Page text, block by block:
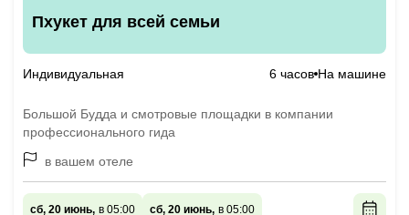
Пхукет для всей семьи
Индивидуальная 6 часов На машине
Большой Будда и смотровые площадки в компании
профессионального гида
в вашем отеле
сб, 20 июнь, в 05:00 сб, 20 июнь, в 05:00